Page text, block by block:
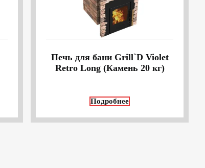
Печь для бани Grill`D Violet
Retro Long (Камень 20 кг)
Подробнее